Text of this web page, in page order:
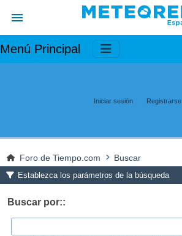
Menú Principal
Iniciar sesión Registrarse
Foro de Tiempo.com Buscar
Establezca los parámetros de la búsqueda
Buscar por::